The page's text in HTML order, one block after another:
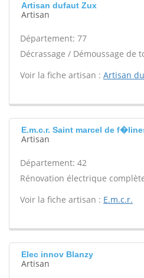
Artisan dufaut Zux
Artisan
Département: 77
Décrassage / Démoussage de
Voir la fiche artisan : Artisan
E.m.c.r. Saint marcel de
Artisan
Département: 42
Rénovation électrique
Voir la fiche artisan : E.m.c.r.
Elec innov Blanzy
Artisan